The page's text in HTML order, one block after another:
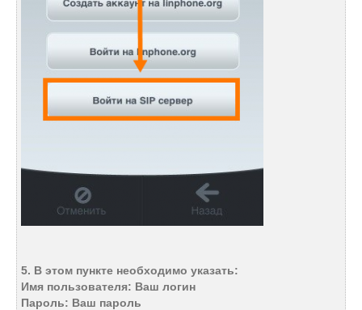
5. В этом пункте необходимо указать:
Имя пользователя: Ваш логин
Пароль: Ваш пароль